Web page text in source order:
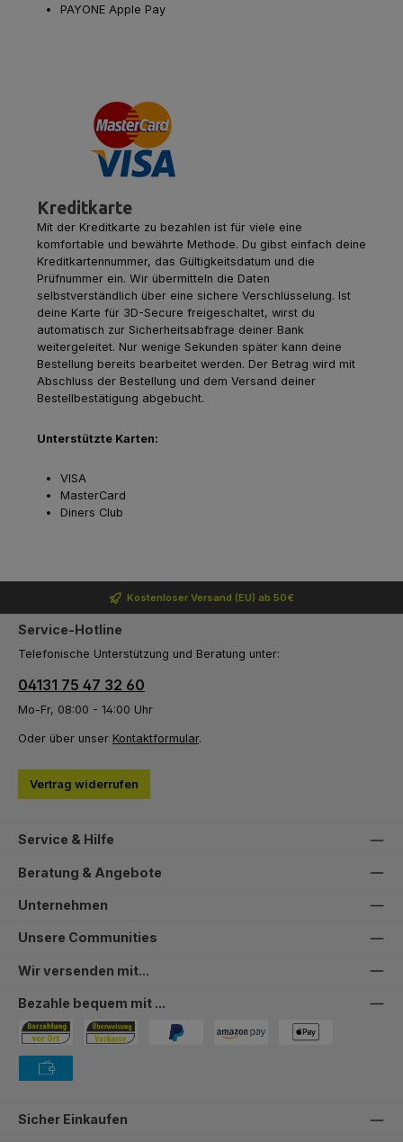
PAYONE Apple Pay
Kreditkarte
Mit der Kreditkarte zu bezahlen ist für viele eine
komfortable und bewährte Methode. Du gibst einfach deine
Kreditkartennummer, das Gültigkeitsdatum und die
Prüfnummer ein. Wir übermitteln die Daten
selbstverständlich über eine sichere Verschlüsselung. Ist
deine Karte für 3D-Secure freigeschaltet, wirst du
automatisch zur Sicherheitsabfrage deiner Bank
weitergeleitet. Nur wenige Sekunden später kann deine
Bestellung bereits bearbeitet werden. Der Betrag wird mit
Abschluss der Bestellung und dem Versand deiner
Bestellbestätigung abgebucht.
Unterstützte Karten:
VISA
MasterCard
Diners Club
Kostenloser Versand (EU) ab 50€
Service-Hotline
Telefonische Unterstützung und Beratung unter:
04131 75 47 32 60
Mo-Fr, 08:00 - 14:00 Uhr
Oder über unser Kontaktformular.
Vertrag widerrufen
Service & Hilfe
Beratung & Angebote
Unternehmen
Unsere Communities
Wir versenden mit...
Bezahle bequem mit ...
Bezahlung in der Filiale
Sicher Einkaufen